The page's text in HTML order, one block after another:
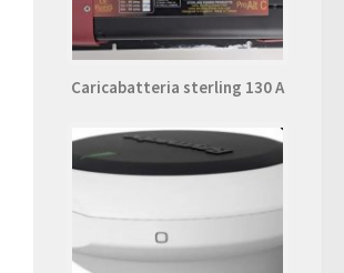
Caricabatteria sterling 130 A